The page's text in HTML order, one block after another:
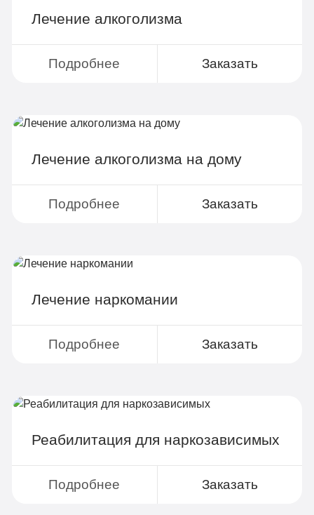
Поддержка родственников
Лечение алкоголизма
Подробнее Заказать
Лечение алкоголизма на дому
Подробнее Заказать
Лечение наркомании
Подробнее Заказать
Реабилитация для наркозависимых
Подробнее Заказать